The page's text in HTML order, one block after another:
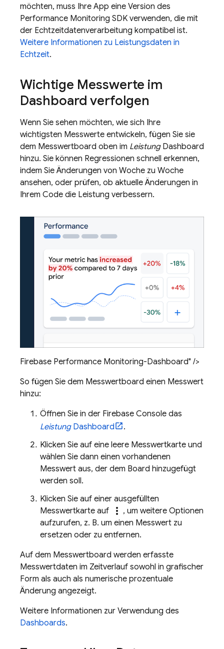
möchten, muss Ihre App eine Version des
Performance Monitoring SDK verwenden, die mit
der Echtzeitdatenverarbeitung kompatibel ist.
Weitere Informationen zu Leistungsdaten in
Echtzeit.
Wichtige Messwerte im
Dashboard verfolgen
Wenn Sie sehen möchten, wie sich Ihre
wichtigsten Messwerte entwickeln, fügen Sie sie
dem Messwertboard oben im LeistungDashboard
hinzu. Sie können Regressionen schnell erkennen,
indem Sie Änderungen von Woche zu Woche
ansehen, oder prüfen, ob aktuelle Änderungen in
Ihrem Code die Leistung verbessern.
Firebase Performance Monitoring-Dashboard" />
So fügen Sie dem Messwertboard einen Messwert
hinzu:
Öffnen Sie in der Firebase Console das
LeistungDashboard
.
Klicken Sie auf eine leere Messwertkarte und
wählen Sie dann einen vorhandenen
Messwert aus, der dem Board hinzugefügt
werden soll.
Klicken Sie auf einer ausgefüllten
Messwertkarte auf
more_vert , um weitere Optionen
aufzurufen, z. B. um einen Messwert zu
ersetzen oder zu entfernen.
Auf dem Messwertboard werden erfasste
Messwertdaten im Zeitverlauf sowohl in grafischer
Form als auch als numerische prozentuale
Änderung angezeigt.
Weitere Informationen zur Verwendung des
Dashboards.